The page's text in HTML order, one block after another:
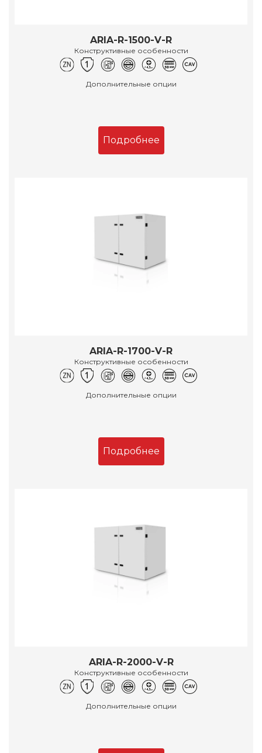
ARIA-R-1500-V-R
Конструктивные особенности
Дополнительные опции
Подробнее
ARIA-R-1700-V-R
Конструктивные особенности
Дополнительные опции
Подробнее
ARIA-R-2000-V-R
Конструктивные особенности
Дополнительные опции